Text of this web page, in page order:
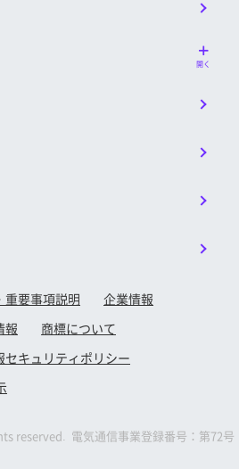
開く
重要事項説明
企業情報
報
商標について
セキュリティポリシー
reserved. 電気通信事業登録番号：第72号